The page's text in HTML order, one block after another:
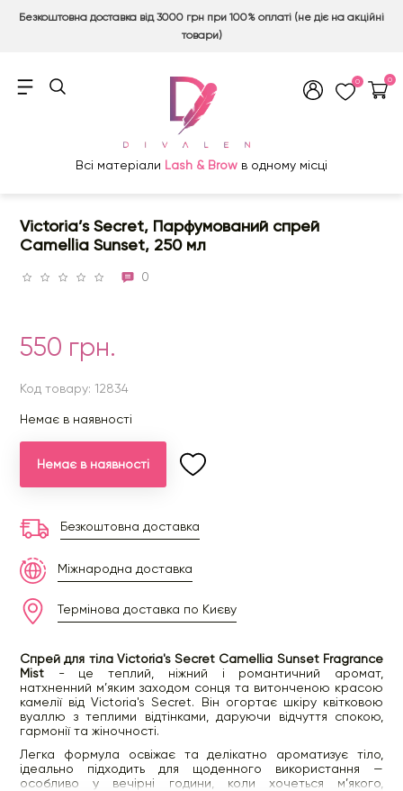
Безкоштовна доставка від 3000 грн при 100% оплаті (не діє на акційні
товари)
0 0
Всі матеріали Lash & Brow в одному місці
Victoria’s Secret, Парфумований спрей
Camellia Sunset, 250 мл
0
550 грн.
Код товару: 12834
Немає в наявності
Немає в наявності
Безкоштовна доставка
Міжнародна доставка
Термінова доставка по Києву
Спрей для тіла Victoria's Secret Camellia Sunset Fragrance
Mist - це теплий, ніжний і романтичний аромат,
натхненний м’яким заходом сонця та витонченою красою
камелії від Victoria's Secret. Він огортає шкіру квітковою
вуаллю з теплими відтінками, даруючи відчуття спокою,
гармонії та жіночності.
Легка формула освіжає та делікатно ароматизує тіло,
ідеально підходить для щоденного використання —
особливо у вечірні години, коли хочеться м’якого,